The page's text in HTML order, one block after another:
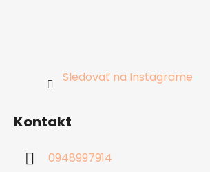
Sledovať na Instagrame
Kontakt
0948997914